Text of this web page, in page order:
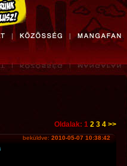
Oldalak: 1 2 3 4 >>
beküldve: 2010-05-07 10:38:42